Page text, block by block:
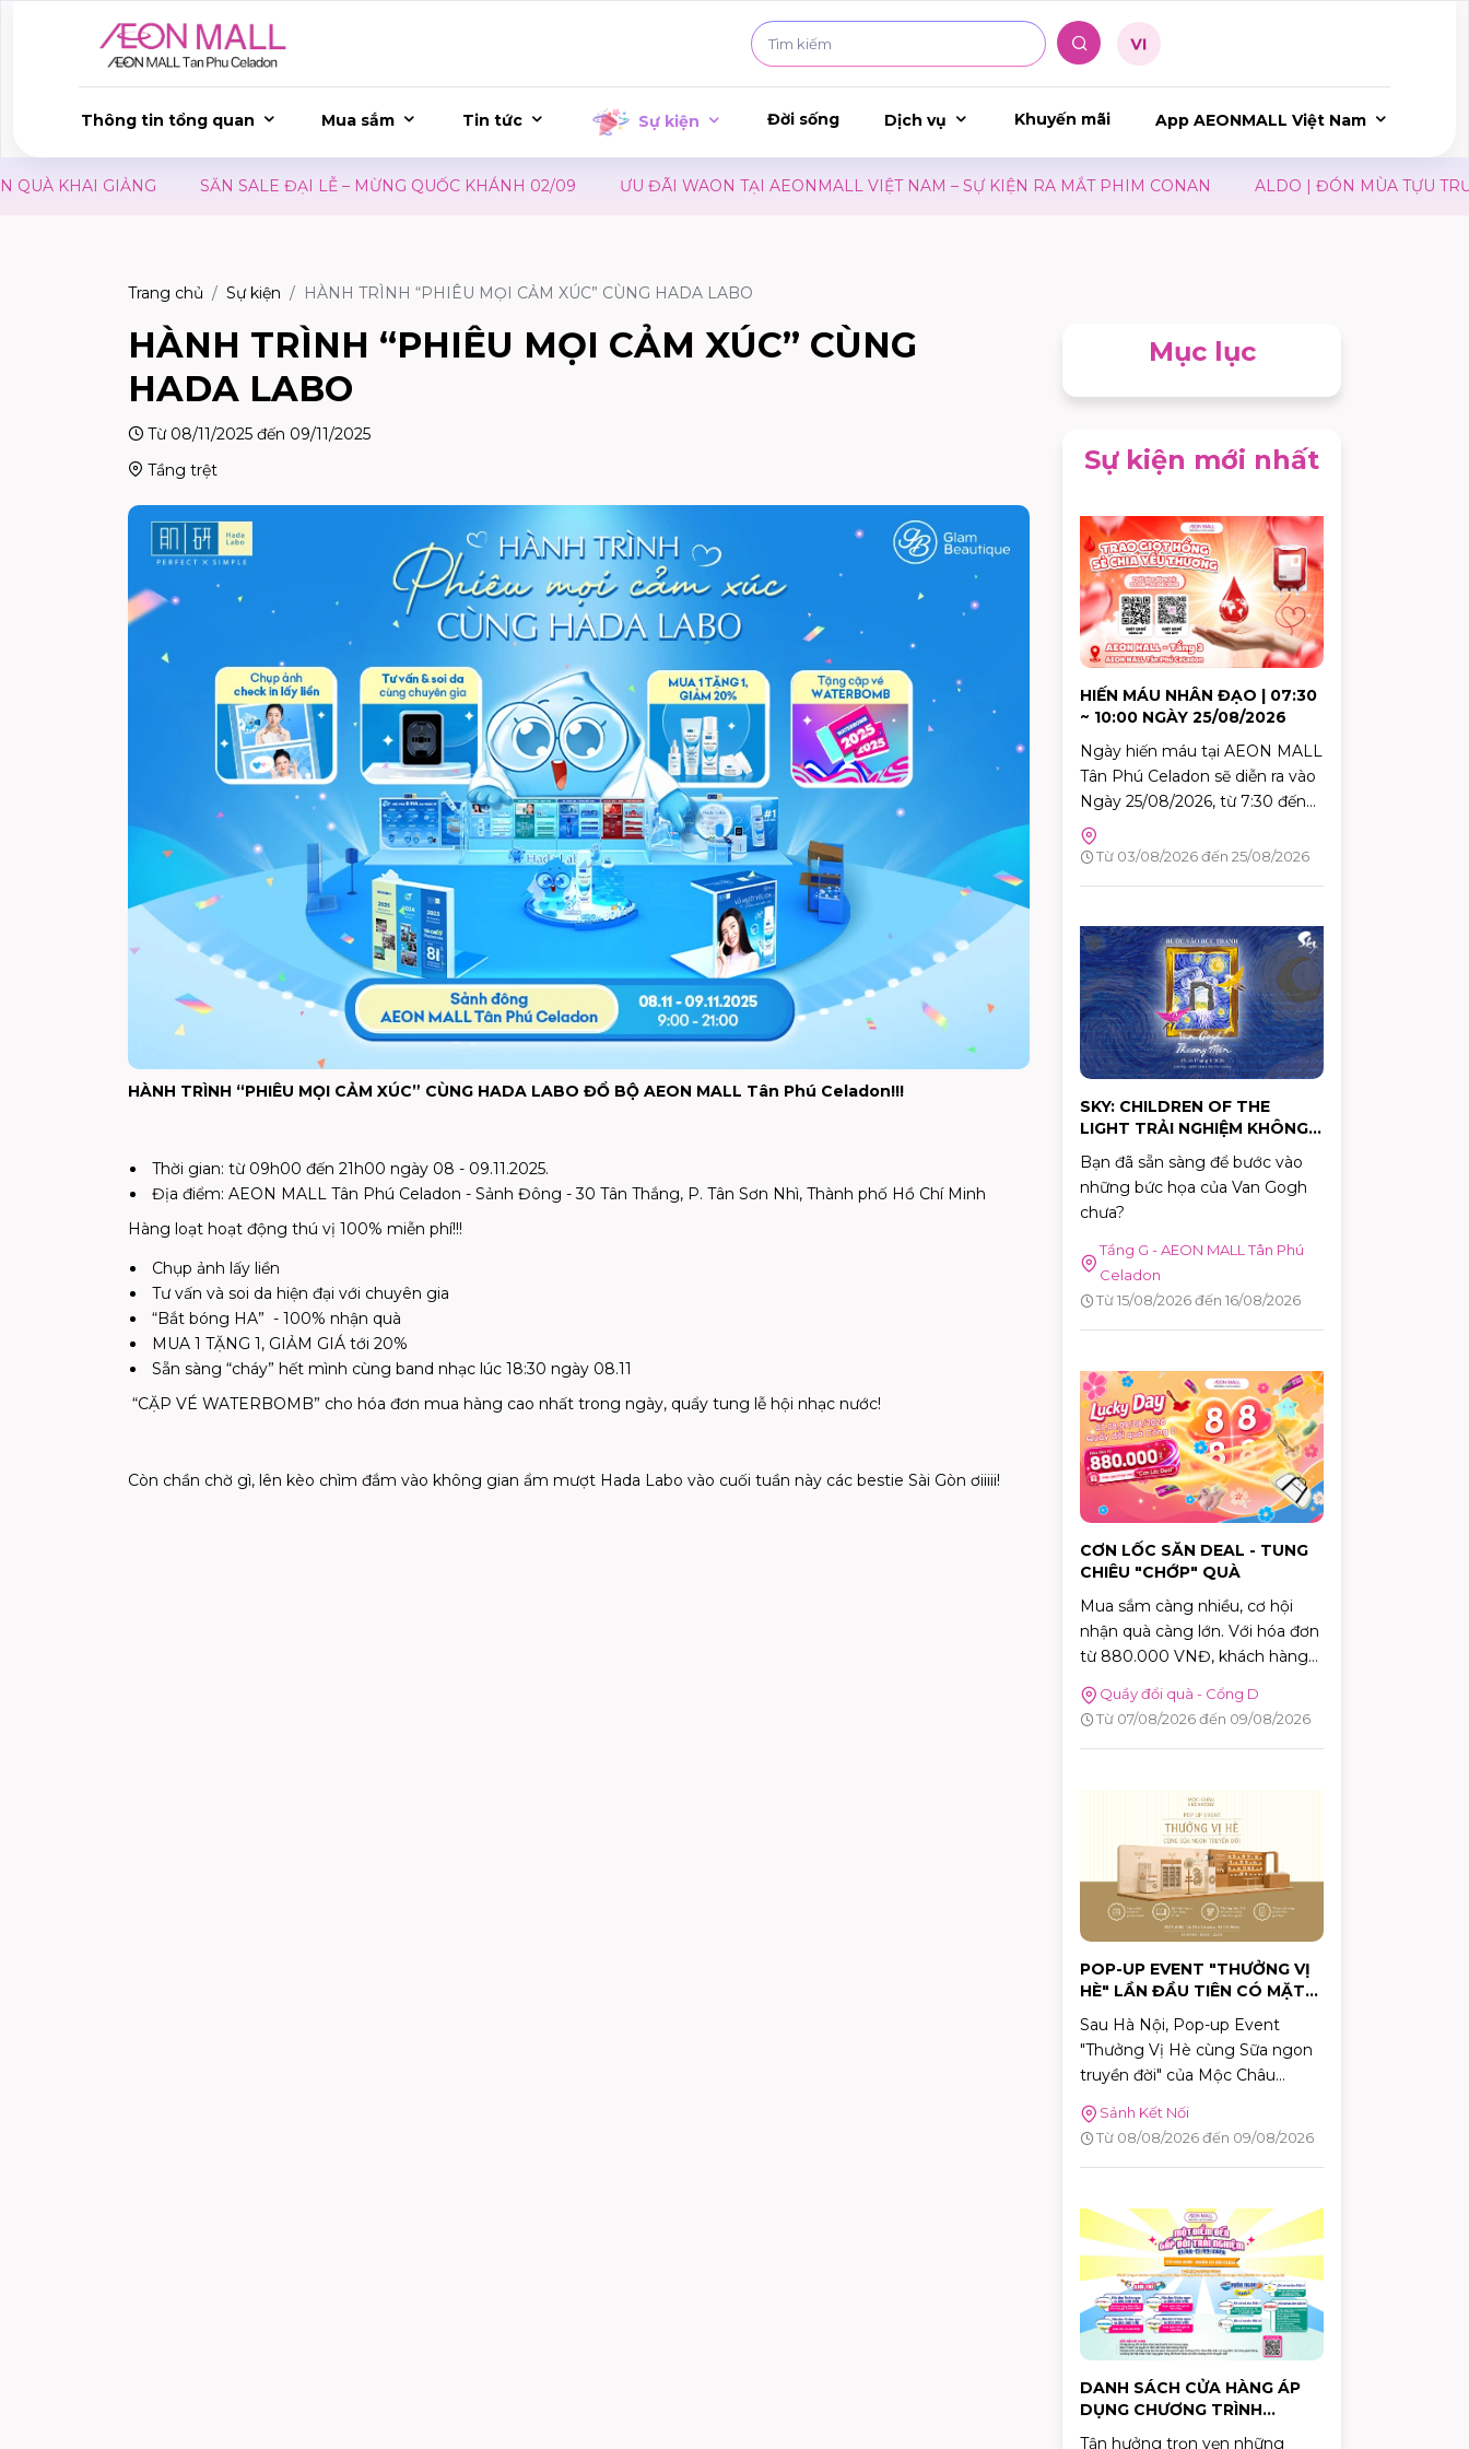
Thông tin tổng quan Mua sắm Tin tức Sự kiện Đời sống Dịch vụ Khuyến mãi App AEONMALL Việt Nam
KHAI GIẢNG SĂN SALE ĐẠI LỄ – MỪNG QUỐC KHÁNH 02/09 ƯU ĐÃI WAON TẠI AEONMALL VIỆT NAM – SỰ KIỆN RA MẮT PHIM CONAN ALDO | ĐÓN MÙA TỰU TRƯỜNG
Trang chủ Sự kiện HÀNH TRÌNH “PHIÊU MỌI CẢM XÚC” CÙNG HADA LABO
HÀNH TRÌNH “PHIÊU MỌI CẢM XÚC” CÙNG
HADA LABO
Từ 08/11/2025 đến 09/11/2025
Tầng trệt
HÀNH TRÌNH “PHIÊU MỌI CẢM XÚC” CÙNG HADA LABO ĐỔ BỘ AEON MALL Tân Phú Celadon!!!
Thời gian: từ 09h00 đến 21h00 ngày 08 - 09.11.2025.
Địa điểm: AEON MALL Tân Phú Celadon - Sảnh Đông - 30 Tân Thắng, P. Tân Sơn Nhì, Thành phố Hồ Chí Minh
Hàng loạt hoạt động thú vị 100% miễn phí!!!
Chụp ảnh lấy liền
Tư vấn và soi da hiện đại với chuyên gia
“Bắt bóng HA” - 100% nhận quà
MUA 1 TẶNG 1, GIẢM GIÁ tới 20%
Sẵn sàng “cháy” hết mình cùng band nhạc lúc 18:30 ngày 08.11
“CẶP VÉ WATERBOMB” cho hóa đơn mua hàng cao nhất trong ngày, quẩy tung lễ hội nhạc nước!
Còn chần chờ gì, lên kèo chìm đắm vào không gian ẩm mượt Hada Labo vào cuối tuần này các bestie Sài Gòn ơiiiii!
Mục lục
Sự kiện mới nhất
HIẾN MÁU NHÂN ĐẠO | 07:30
~ 10:00 NGÀY 25/08/2026
Ngày hiến máu tại AEON MALL
Tân Phú Celadon sẽ diễn ra vào
Ngày 25/08/2026, từ 7:30 đến
10:00. Đây là dịp tuyệt vời để
mỗi người trong chúng ta góp
cần máu trong cuộc sống. Hãy
đến tham gia và cùng lan tỏa
thông điệp yêu thương qua
hành động cụ thể.
Từ 03/08/2026 đến 25/08/2026
SKY: CHILDREN OF THE
LIGHT TRẢI NGHIỆM KHÔNG
GIAN NGHỆ THUẬT "VAN
GOGH THƯƠNG MẾN"
Bạn đã sẵn sàng để bước vào
những bức họa của Van Gogh
chưa?
Tầng G - AEON MALL Tân Phú
Celadon
Từ 15/08/2026 đến 16/08/2026
CƠN LỐC SĂN DEAL - TUNG
CHIÊU "CHỚP" QUÀ
Mua sắm càng nhiều, cơ hội
nhận quà càng lớn. Với hóa đơn
từ 880.000 VNĐ, khách hàng
sẽ được tham gia trò chơi "Cơn
Lốc Deal" để thử thách phản xạ,
bắt bóng và nhận ngay những
Quầy đổi quà - Cổng D
Từ 07/08/2026 đến 09/08/2026
POP-UP EVENT "THƯỞNG VỊ
HÈ" LẦN ĐẦU TIÊN CÓ MẶT
TÂN PHÚ CELADON
Sau Hà Nội, Pop-up Event
"Thưởng Vị Hè cùng Sữa ngon
truyền đời" của Mộc Châu
Creamery chính thức dừng
chân tại TP.HCM. Trong hai
ngày 08–09/08/2026, khách
đáo, tham gia nhiều hoạt động
tương tác thú vị và nhận quà
tặng phiên bản giới hạn tại
AEON MALL Tân Phú Celadon.
Sảnh Kết Nối
Từ 08/08/2026 đến 09/08/2026
DANH SÁCH CỬA HÀNG ÁP
DỤNG CHƯƠNG TRÌNH
Tận hưởng trọn vẹn những